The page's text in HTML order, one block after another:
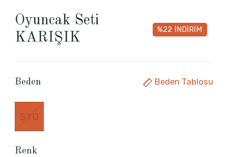
Oyuncak Seti
KARIŞIK
%22 İNDİRİM
Beden Beden Tablosu
STD
Renk